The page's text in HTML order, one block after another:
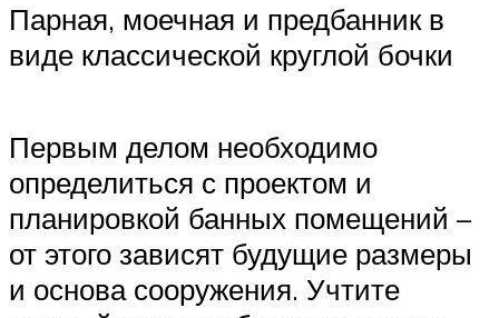
Парная, моечная и предбанник в
виде классической круглой бочки
Первым делом необходимо
определиться с проектом и
планировкой банных помещений –
от этого зависят будущие размеры
и основа сооружения. Учтите